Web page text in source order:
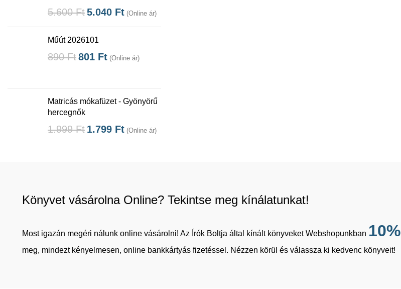
5.600Ft5.040 Ft (Online ár)
Műút 2026101
890Ft801 Ft (Online ár)
Matricás mókafüzet - Gyönyörű
hercegnők
1.999Ft 1.799 Ft (Online ár)
Könyvet vásárolna Online? Tekintse meg kínálatunkat!
Most igazán megéri nálunk online vásárolni! Az Írók Boltja által kínált könyveket Webshopunkban 10%
meg, mindezt kényelmesen, online bankkártyás fizetéssel. Nézzen körül és válassza ki kedvenc könyveit!